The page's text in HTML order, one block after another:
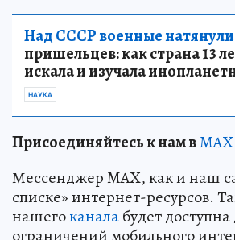
Над СССР военные натянули
пришельцев: как страна 13
искала и изучала
НАУКА
Присоединяйтесь к нам вMAX
Мессенджер MAX, как и наш
списке» интернет-ресурсов.
нашегоканалабудет
ограничений мобильного